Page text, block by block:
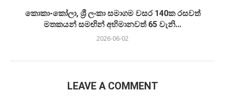
කොකා-කෝලා, ශ්‍රී ලංකා සමාගම වසර 140ක රසවත්
මතකයන් සමඟින් අභිමානවත් 65 වැනි...
2026-06-02
LEAVE A COMMENT